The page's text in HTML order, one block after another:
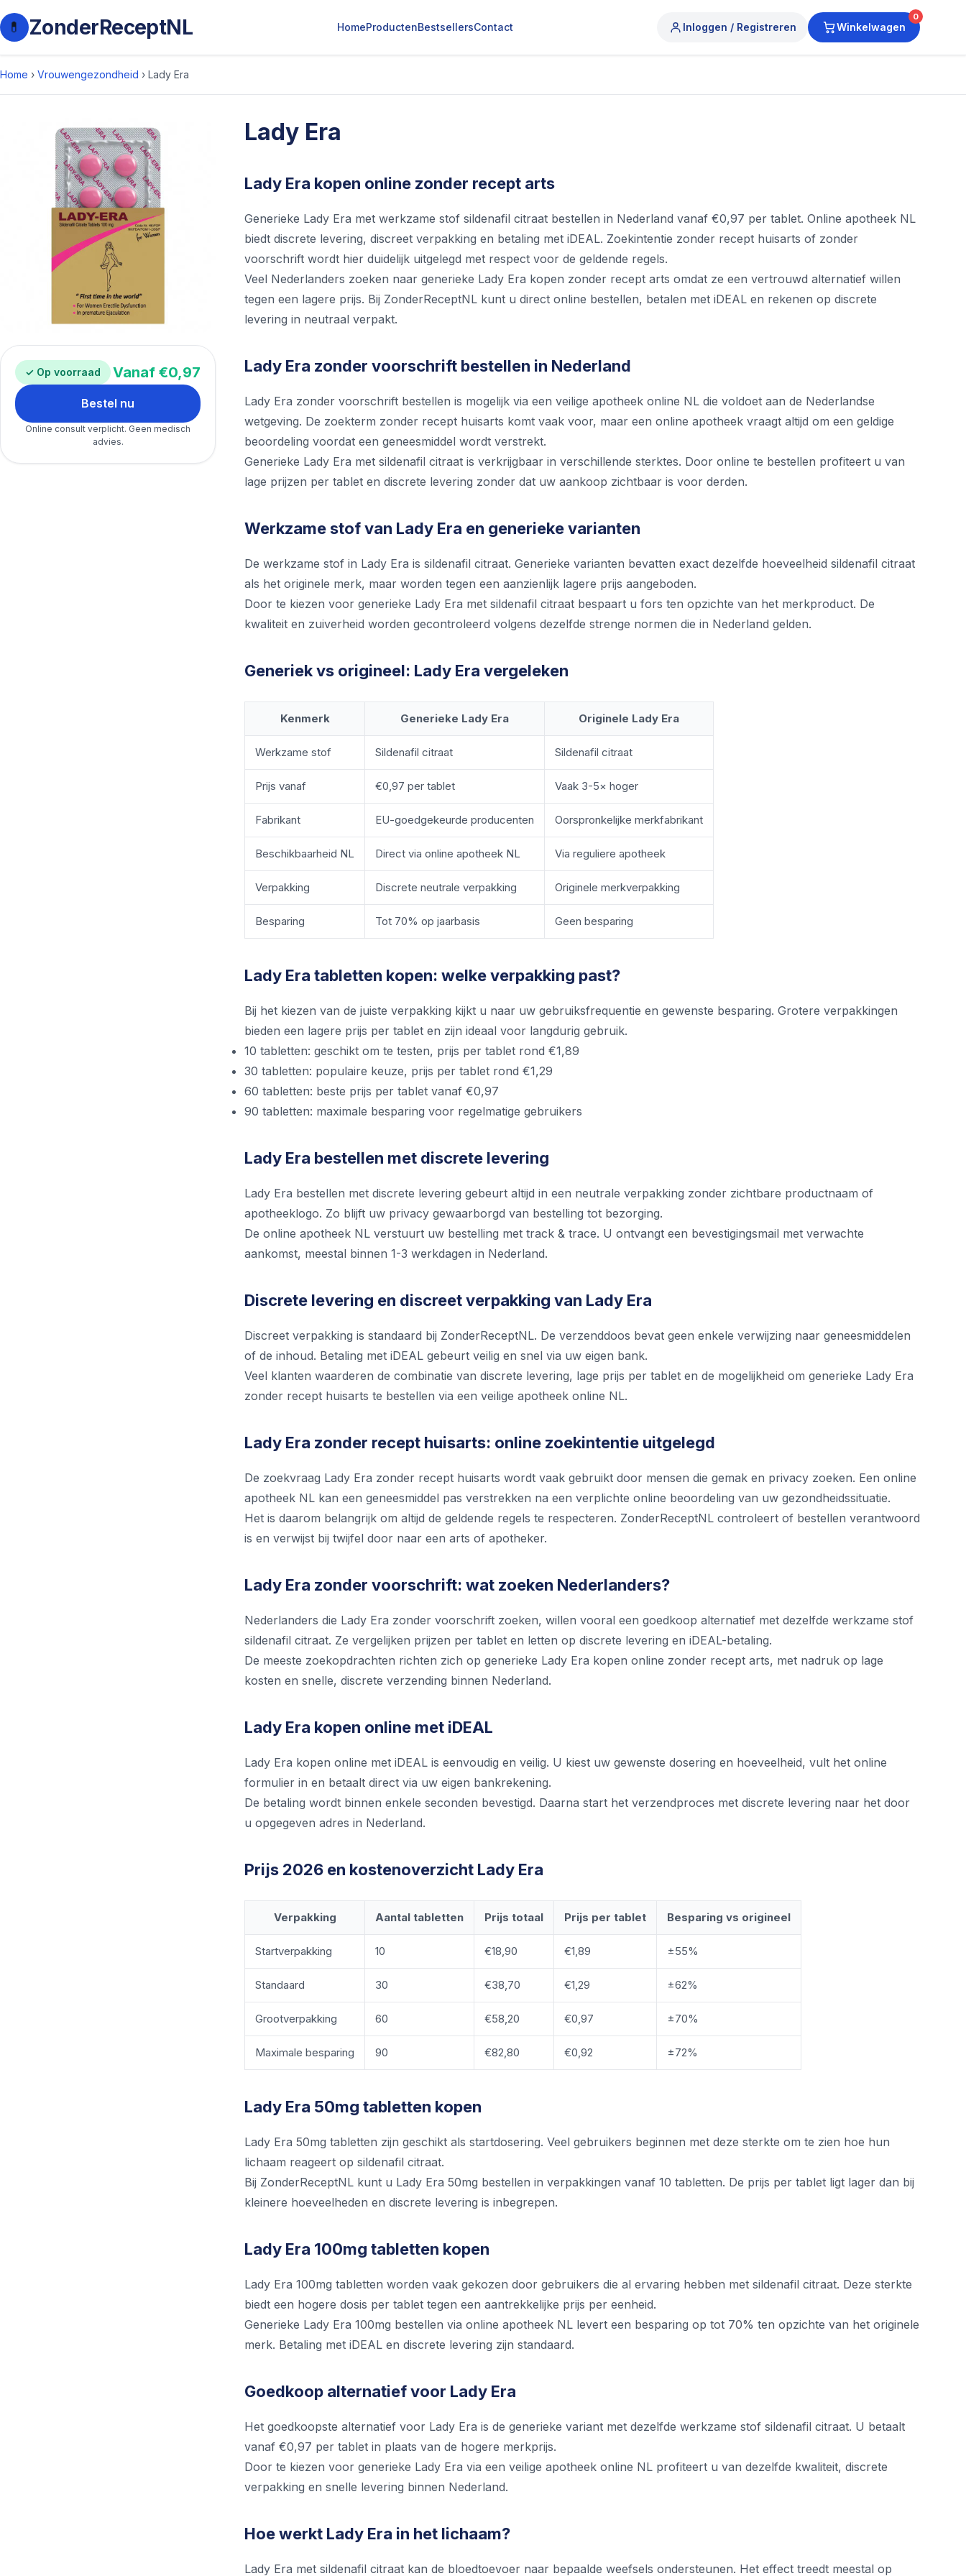
💊 ZonderReceptNL HomeProductenBestsellersContact Inloggen / Registreren Winkelwagen
0
Home › Vrouwengezondheid › Lady Era
✓ Op voorraad Vanaf €0,97
Bestel nu
Online consult verplicht. Geen medisch
advies.
Lady Era
Lady Era kopen online zonder recept arts
Generieke Lady Era met werkzame stof sildenafil citraat bestellen in Nederland vanaf €0,97 per tablet. Online apotheek NL
biedt discrete levering, discreet verpakking en betaling met iDEAL. Zoekintentie zonder recept huisarts of zonder
voorschrift wordt hier duidelijk uitgelegd met respect voor de geldende regels.
Veel Nederlanders zoeken naar generieke Lady Era kopen zonder recept arts omdat ze een vertrouwd alternatief willen
tegen een lagere prijs. Bij ZonderReceptNL kunt u direct online bestellen, betalen met iDEAL en rekenen op discrete
levering in neutraal verpakt.
Lady Era zonder voorschrift bestellen in Nederland
Lady Era zonder voorschrift bestellen is mogelijk via een veilige apotheek online NL die voldoet aan de Nederlandse
wetgeving. De zoekterm zonder recept huisarts komt vaak voor, maar een online apotheek vraagt altijd om een geldige
beoordeling voordat een geneesmiddel wordt verstrekt.
Generieke Lady Era met sildenafil citraat is verkrijgbaar in verschillende sterktes. Door online te bestellen profiteert u van
lage prijzen per tablet en discrete levering zonder dat uw aankoop zichtbaar is voor derden.
Werkzame stof van Lady Era en generieke varianten
De werkzame stof in Lady Era is sildenafil citraat. Generieke varianten bevatten exact dezelfde hoeveelheid sildenafil citraat
als het originele merk, maar worden tegen een aanzienlijk lagere prijs aangeboden.
Door te kiezen voor generieke Lady Era met sildenafil citraat bespaart u fors ten opzichte van het merkproduct. De
kwaliteit en zuiverheid worden gecontroleerd volgens dezelfde strenge normen die in Nederland gelden.
Generiek vs origineel: Lady Era vergeleken
Kenmerk Generieke Lady Era Originele Lady Era
Werkzame stof Sildenafil citraat Sildenafil citraat
Prijs vanaf €0,97 per tablet Vaak 3-5× hoger
Fabrikant EU-goedgekeurde producenten Oorspronkelijke merkfabrikant
Beschikbaarheid NL Direct via online apotheek NL Via reguliere apotheek
Verpakking Discrete neutrale verpakking Originele merkverpakking
Besparing Tot 70% op jaarbasis Geen besparing
Lady Era tabletten kopen: welke verpakking past?
Bij het kiezen van de juiste verpakking kijkt u naar uw gebruiksfrequentie en gewenste besparing. Grotere verpakkingen
bieden een lagere prijs per tablet en zijn ideaal voor langdurig gebruik.
10 tabletten: geschikt om te testen, prijs per tablet rond €1,89
30 tabletten: populaire keuze, prijs per tablet rond €1,29
60 tabletten: beste prijs per tablet vanaf €0,97
90 tabletten: maximale besparing voor regelmatige gebruikers
Lady Era bestellen met discrete levering
Lady Era bestellen met discrete levering gebeurt altijd in een neutrale verpakking zonder zichtbare productnaam of
apotheeklogo. Zo blijft uw privacy gewaarborgd van bestelling tot bezorging.
De online apotheek NL verstuurt uw bestelling met track & trace. U ontvangt een bevestigingsmail met verwachte
aankomst, meestal binnen 1-3 werkdagen in Nederland.
Discrete levering en discreet verpakking van Lady Era
Discreet verpakking is standaard bij ZonderReceptNL. De verzenddoos bevat geen enkele verwijzing naar geneesmiddelen
of de inhoud. Betaling met iDEAL gebeurt veilig en snel via uw eigen bank.
Veel klanten waarderen de combinatie van discrete levering, lage prijs per tablet en de mogelijkheid om generieke Lady Era
zonder recept huisarts te bestellen via een veilige apotheek online NL.
Lady Era zonder recept huisarts: online zoekintentie uitgelegd
De zoekvraag Lady Era zonder recept huisarts wordt vaak gebruikt door mensen die gemak en privacy zoeken. Een online
apotheek NL kan een geneesmiddel pas verstrekken na een verplichte online beoordeling van uw gezondheidssituatie.
Het is daarom belangrijk om altijd de geldende regels te respecteren. ZonderReceptNL controleert of bestellen verantwoord
is en verwijst bij twijfel door naar een arts of apotheker.
Lady Era zonder voorschrift: wat zoeken Nederlanders?
Nederlanders die Lady Era zonder voorschrift zoeken, willen vooral een goedkoop alternatief met dezelfde werkzame stof
sildenafil citraat. Ze vergelijken prijzen per tablet en letten op discrete levering en iDEAL-betaling.
De meeste zoekopdrachten richten zich op generieke Lady Era kopen online zonder recept arts, met nadruk op lage
kosten en snelle, discrete verzending binnen Nederland.
Lady Era kopen online met iDEAL
Lady Era kopen online met iDEAL is eenvoudig en veilig. U kiest uw gewenste dosering en hoeveelheid, vult het online
formulier in en betaalt direct via uw eigen bankrekening.
De betaling wordt binnen enkele seconden bevestigd. Daarna start het verzendproces met discrete levering naar het door
u opgegeven adres in Nederland.
Prijs 2026 en kostenoverzicht Lady Era
Verpakking Aantal tabletten Prijs totaal Prijs per tablet Besparing vs origineel
Startverpakking 10 €18,90 €1,89 ±55%
Standaard 30 €38,70 €1,29 ±62%
Grootverpakking 60 €58,20 €0,97 ±70%
Maximale besparing 90 €82,80 €0,92 ±72%
Lady Era 50mg tabletten kopen
Lady Era 50mg tabletten zijn geschikt als startdosering. Veel gebruikers beginnen met deze sterkte om te zien hoe hun
lichaam reageert op sildenafil citraat.
Bij ZonderReceptNL kunt u Lady Era 50mg bestellen in verpakkingen vanaf 10 tabletten. De prijs per tablet ligt lager dan bij
kleinere hoeveelheden en discrete levering is inbegrepen.
Lady Era 100mg tabletten kopen
Lady Era 100mg tabletten worden vaak gekozen door gebruikers die al ervaring hebben met sildenafil citraat. Deze sterkte
biedt een hogere dosis per tablet tegen een aantrekkelijke prijs per eenheid.
Generieke Lady Era 100mg bestellen via online apotheek NL levert een besparing op tot 70% ten opzichte van het originele
merk. Betaling met iDEAL en discrete levering zijn standaard.
Goedkoop alternatief voor Lady Era
Het goedkoopste alternatief voor Lady Era is de generieke variant met dezelfde werkzame stof sildenafil citraat. U betaalt
vanaf €0,97 per tablet in plaats van de hogere merkprijs.
Door te kiezen voor generieke Lady Era via een veilige apotheek online NL profiteert u van dezelfde kwaliteit, discrete
verpakking en snelle levering binnen Nederland.
Hoe werkt Lady Era in het lichaam?
Lady Era met sildenafil citraat kan de bloedtoevoer naar bepaalde weefsels ondersteunen. Het effect treedt meestal op